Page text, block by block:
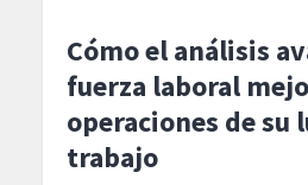
Cómo el análisis
fuerza laboral
operaciones de su
trabajo